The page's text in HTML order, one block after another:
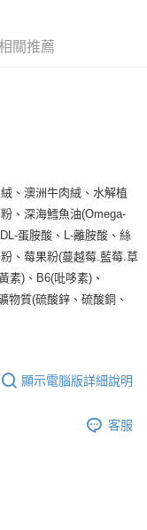
關推薦
、澳洲牛肉絨、水解植
、深海鱈魚油(Omega-
蛋胺酸、L-離胺酸、絲
、莓果粉(蔓越莓.藍莓.草
素)、B6(吡哆素)、
物質(硫酸鋅、硫酸銅、
顯示電腦版詳細說明
客服